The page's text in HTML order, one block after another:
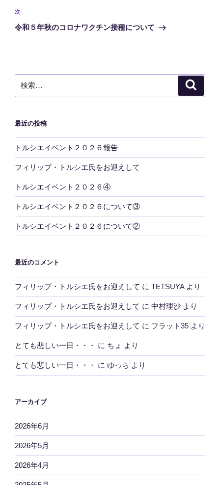
ビ
ゲ
ン
稿
次
の
次
令和５年秋のコロナワクチン接種について
索:
最近の投稿
トルシエイベント２０２６報告
フィリップ・トルシエ氏をお迎えして
トルシエイベント２０２６④
トルシエイベント２０２６について③
トルシエイベント２０２６について②
最近のコメント
フィリップ・トルシエ氏をお迎えして に TETSUYAより
フィリップ・トルシエ氏をお迎えして に 中村理沙 より
フィリップ・トルシエ氏をお迎えして に フラット35 より
とても悲しい一日・・・ に ちょ より
とても悲しい一日・・・ に ゆっち より
アーカイブ
2026年6月
2026年5月
2026年4月